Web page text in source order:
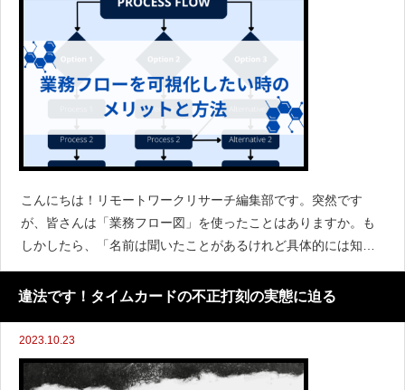
こんにちは！リモートワークリサーチ編集部です。突然です
が、皆さんは「業務フロー図」を使ったことはありますか。も
しかしたら、「名前は聞いたことがあるけれど具体的には知ら
ない」という方も多いのではないでしょうか。本記事では、業
務フロー可視化について解説します。業務フロー可視化を実施
違法です！タイムカードの不正打刻の実態に迫る
2023.10.23